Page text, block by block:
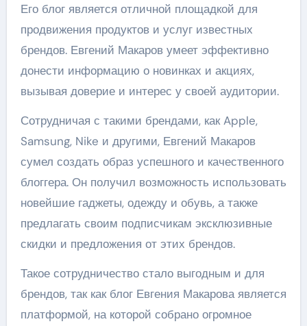
Его блог является отличной площадкой для
продвижения продуктов и услуг известных
брендов. Евгений Макаров умеет эффективно
донести информацию о новинках и акциях,
вызывая доверие и интерес у своей аудитории.
Сотрудничая с такими брендами, как Apple,
Samsung, Nike и другими, Евгений Макаров
сумел создать образ успешного и качественного
блоггера. Он получил возможность использовать
новейшие гаджеты, одежду и обувь, а также
предлагать своим подписчикам эксклюзивные
скидки и предложения от этих брендов.
Такое сотрудничество стало выгодным и для
брендов, так как блог Евгения Макарова является
платформой, на которой собрано огромное